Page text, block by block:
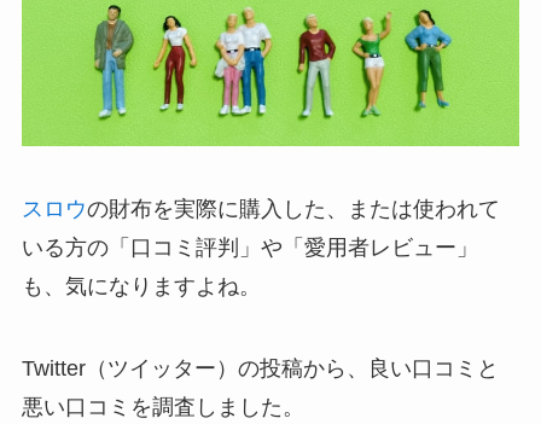
スロウの財布を実際に購入した、または使われて
いる方の「口コミ評判」や「愛用者レビュー」
も、気になりますよね。
Twitter（ツイッター）の投稿から、良い口コミと
悪い口コミを調査しました。